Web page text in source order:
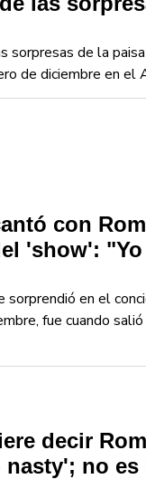
sorpresas de la
de diciembre en el
con
'show': "Yo
en el
fue cuando salió
decir
no es